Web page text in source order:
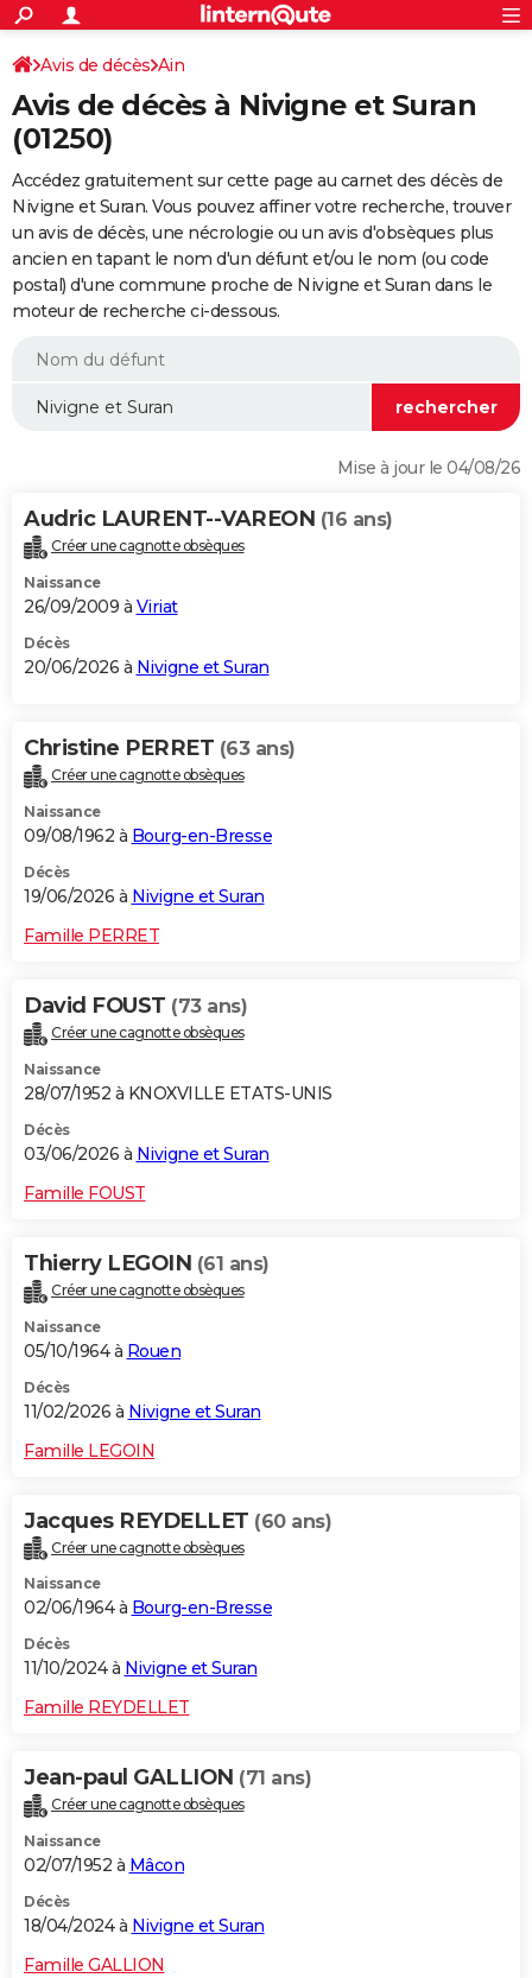
ACTUALITÉS
Politique
Société
Faits Divers
Education
Monde
Villes
+
SPORT
Coupe du monde 2026
Football
Tennis
Cyclisme
Rugby
Forum
FINANCE
Retraite
Impôts
Epargne
Immobilier
Risques naturels par ville
Banque
Assurance
Crédit
AUTO
Essais
Réserver un essai
Citadines
Berlines
SUV
Forum auto
+
HIGH-TECH
Mobiles
Meilleur smartphone
Internet
Ordinateurs
Jeux vidéo
Guide high-tech
+BRICOLAGE
Forum
Aménagement intérieur
Extérieur
Cuisine
Salle de bains
Jardinage
Rangement
WEEK-END
Guides de France
Escapades
Patrimoine
Expositions
Musées
Week-end nature
LIFESTYLE
Alimentation
Guide de la santé
Maladies
Médicaments
Sommeil
VOYAGE
Destinations
City break
Voyage nature
Voyage de noces
Forum
Climat
+PHOTO
GUIDES D'ACHAT
BONS PLANS
Carte de Noël
Carte Bonne année
Carte Saint-Valentin
Carte Pâques
Carte d'anniversaire
DICTIONNAIRE
PROGRAMME TV
COPAINS D'AVANT
S'inscrire
Se connecter
Lycées
Collèges
Primaires
Universités
Entreprises
Service militaire
Avis de recherche
AVIS DE DÉCÈS
FORUM
Avis de décès Ain
Avis de décès à Nivigne et Suran
(01250)
Accédez gratuitement sur cette page au carnet des décès de
Nivigne et Suran. Vous pouvez affiner votre recherche, trouver
un avis de décès, une nécrologie ou un avis d'obsèques plus
ancien en tapant le nom d'un défunt et/ou le nom (ou code
postal) d'une commune proche de Nivigne et Suran dans le
moteur de recherche ci-dessous.
Mise à jour le 04/08/26
Audric LAURENT--VAREON (16 ans)
Créer une cagnotte obsèques
Naissance
26/09/2009 à Viriat
Décès
20/06/2026 à Nivigne et Suran
Christine PERRET (63 ans)
Créer une cagnotte obsèques
Naissance
09/08/1962 à Bourg-en-Bresse
Décès
19/06/2026 à Nivigne et Suran
Famille PERRET
David FOUST (73 ans)
Créer une cagnotte obsèques
Naissance
28/07/1952 à KNOXVILLE ETATS-UNIS
Décès
03/06/2026 à Nivigne et Suran
Famille FOUST
Thierry LEGOIN (61 ans)
Créer une cagnotte obsèques
Naissance
05/10/1964 à Rouen
Décès
11/02/2026 à Nivigne et Suran
Famille LEGOIN
Jacques REYDELLET (60 ans)
Créer une cagnotte obsèques
Naissance
02/06/1964 à Bourg-en-Bresse
Décès
11/10/2024 à Nivigne et Suran
Famille REYDELLET
Jean-paul GALLION (71 ans)
Créer une cagnotte obsèques
Naissance
02/07/1952 à Mâcon
Décès
18/04/2024 à Nivigne et Suran
Famille GALLION